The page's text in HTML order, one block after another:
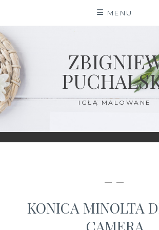
content
MENU
IGŁĄ MALOWANE
— —
KONICA MINOLTA
CAMERA